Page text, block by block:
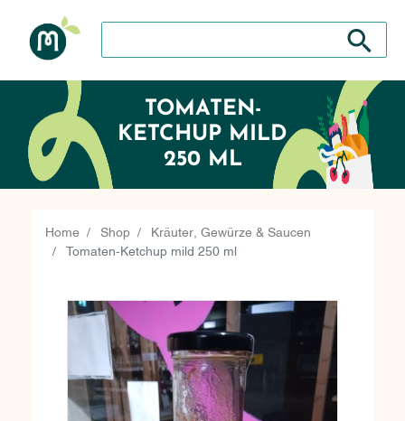
Suche nach: Zum Beispiel Wein, Fleisch, Keramik,
Suche
TOMATEN-
KETCHUP MILD
250 ML
Home Shop Kräuter, Gewürze & Saucen
Tomaten-Ketchup mild 250 ml